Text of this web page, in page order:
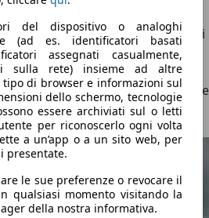
del dispositivo o analoghi
(ad es. identificatori basati
assegnati casualmente,
sulla rete) insieme ad altre
di browser e informazioni sul
dello schermo, tecnologie
essere archiviati sul o letti
per riconoscerlo ogni volta
a un’app o a un sito web, per
presentate.
le sue preferenze o revocare il
qualsiasi momento visitando la
della nostra informativa.
sterzanti, di serie. Non è
pura, ma una Gran Turismo per i
spazio, capace di emozionare.
anche la modalità “2WD”, per
sola trazione posteriore: se volete
della vecchia GT, ci sono